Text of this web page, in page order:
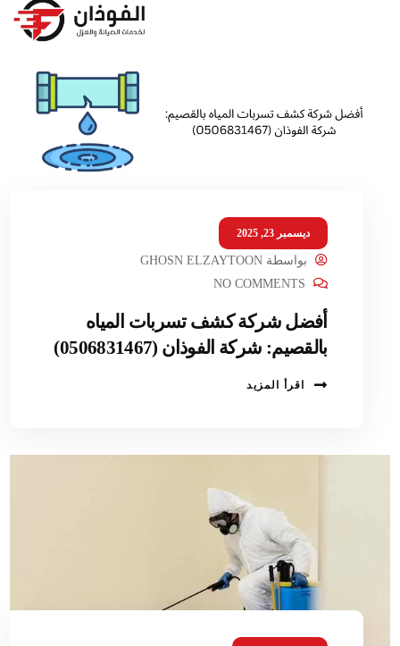
ديسمبر 23, 2025
بواسطةGHOSN ELZAYTOON
NO COMMENTS
أفضل شركة كشف تسربات المياه
بالقصيم: شركة الفوذان (0506831467)
اقرأ المزيد